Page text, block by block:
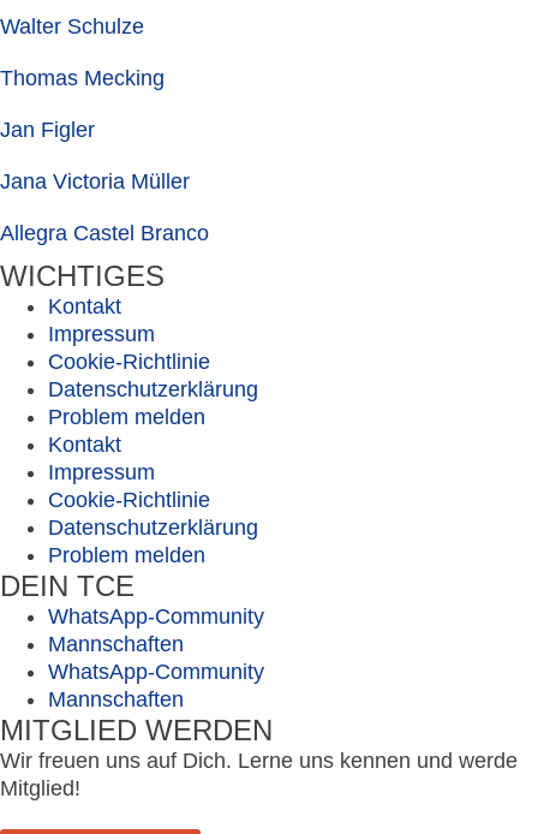
Walter Schulze
Thomas Mecking
Jan Figler
Jana Victoria Müller
Allegra Castel Branco
WICHTIGES
Kontakt
Impressum
Cookie-Richtlinie
Datenschutzerklärung
Problem melden
Kontakt
Impressum
Cookie-Richtlinie
Datenschutzerklärung
Problem melden
DEIN TCE
WhatsApp-Community
Mannschaften
WhatsApp-Community
Mannschaften
MITGLIED WERDEN
Wir freuen uns auf Dich. Lerne uns kennen und werde
Mitglied!